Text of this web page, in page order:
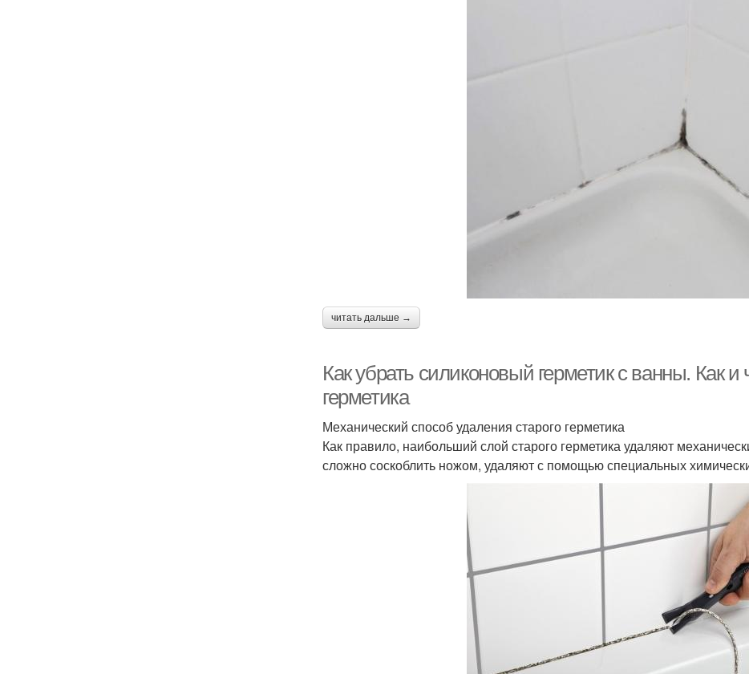
читать дальше →
Как убрать силиконовый герметик с ванны. Как
герметика
Механический способ удаления старого герметика
Как правило, наибольший слой старого герметика удаляют
сложно соскоблить ножом, удаляют с помощью специальных